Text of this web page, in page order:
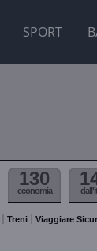
SPORT
130
economia
Treni Viaggiare